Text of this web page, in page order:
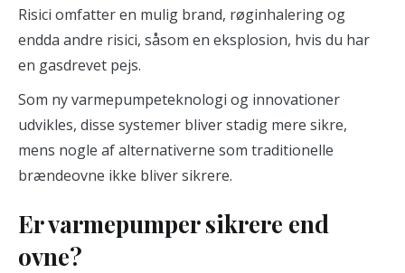
Risici omfatter en mulig brand, røginhalering og
endda andre risici, såsom en eksplosion, hvis du har
en gasdrevet pejs.
Som ny varmepumpeteknologi og innovationer
udvikles, disse systemer bliver stadig mere sikre,
mens nogle af alternativerne som traditionelle
brændeovne ikke bliver sikrere.
Er varmepumper sikrere end
ovne?